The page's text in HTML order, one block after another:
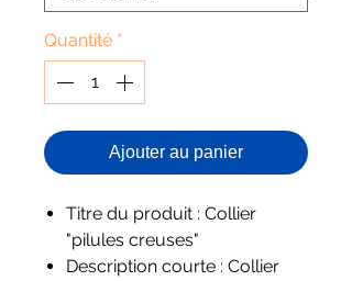
Quantité *
Ajouter au panier
Titre du produit : Collier
"pilules creuses"
Description courte : Collier